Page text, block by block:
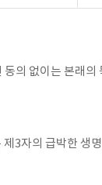
의 없이는 본래의
3자의 급박한 생